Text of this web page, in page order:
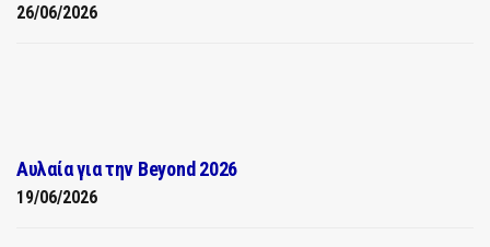
26/06/2026
Αυλαία για την Beyond 2026
19/06/2026